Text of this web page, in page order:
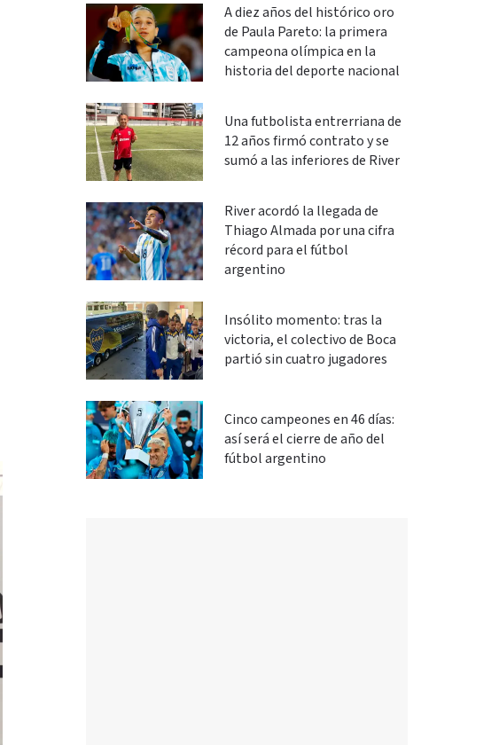
A diez años del histórico oro
de Paula Pareto: la primera
campeona olímpica en la
historia del deporte nacional
Una futbolista entrerriana de
12 años firmó contrato y se
sumó a las inferiores de River
River acordó la llegada de
Thiago Almada por una cifra
récord para el fútbol
argentino
Insólito momento: tras la
victoria, el colectivo de Boca
partió sin cuatro jugadores
Cinco campeones en 46 días:
así será el cierre de año del
fútbol argentino